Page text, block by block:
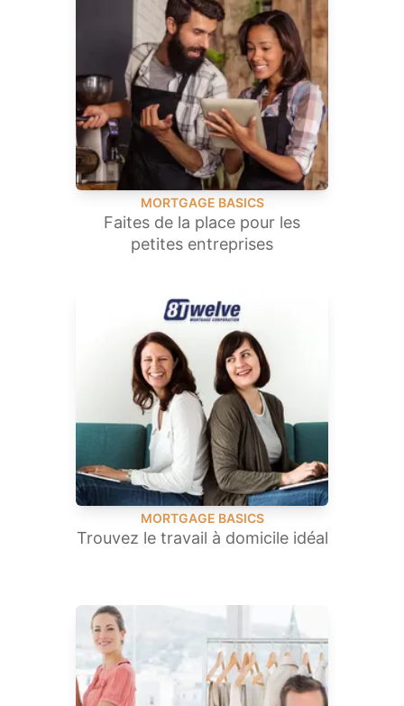
MORTGAGE BASICS
Faites de la place pour les
petites entreprises
MORTGAGE BASICS
Trouvez le travail à domicile idéal